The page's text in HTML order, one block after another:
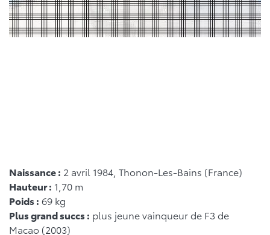
Naissance : 2 avril 1984, Thonon-Les-Bains (France)
Hauteur : 1,70 m
Poids : 69 kg
Plus grand succs : plus jeune vainqueur de F3 de
Macao (2003)